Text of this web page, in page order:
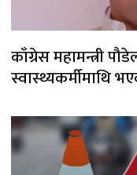
काँग्रेस महामन्त्री
स्वास्थ्यकर्मीमाथि